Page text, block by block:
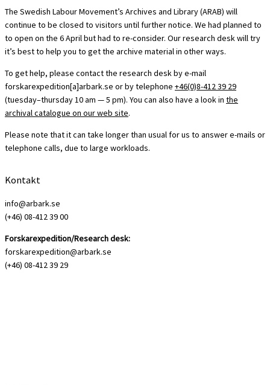
The Swedish Labour Movement’s Archives and Library (ARAB) will
continue to be closed to visitors until further notice. We had planned to
to open on the 6 April but had to re-consider. Our research desk will try
it’s best to help you to get the archive material in other ways.
To get help, please contact the research desk by e-mail
forskarexpedition[a]arbark.se or by telephone +46(0)8-412 39 29
(tuesday–thursday 10 am — 5 pm). You can also have a look in the
archival catalogue on our web site.
Please note that it can take longer than usual for us to answer e-mails or
telephone calls, due to large workloads.
Kontakt
info@arbark.se
(+46) 08-412 39 00
Forskarexpedition/Research desk:
forskarexpedition@arbark.se
(+46) 08-412 39 29